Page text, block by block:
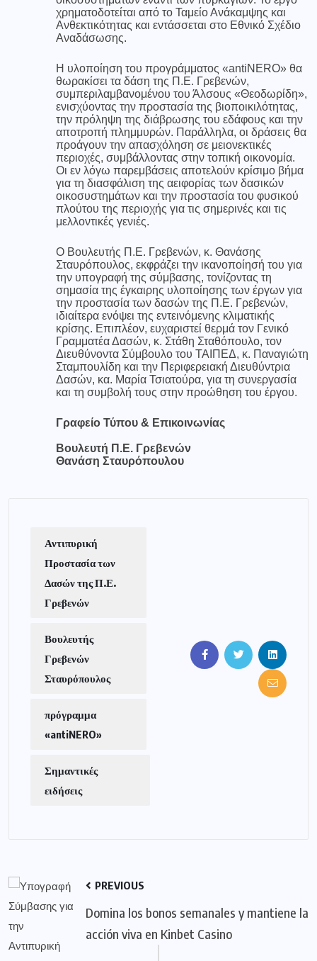
χρηματοδοτείται από το Ταμείο Ανάκαμψης και
Ανθεκτικότητας και εντάσσεται στο Εθνικό Σχέδιο
Αναδάσωσης.
Η υλοποίηση του προγράμματος «antiNERO» θα
θωρακίσει τα δάση της Π.Ε. Γρεβενών,
συμπεριλαμβανομένου του Άλσους «Θεοδωρίδη»,
ενισχύοντας την προστασία της βιοποικιλότητας,
την πρόληψη της διάβρωσης του εδάφους και την
αποτροπή πλημμυρών. Παράλληλα, οι δράσεις θα
προάγουν την απασχόληση σε μειονεκτικές
περιοχές, συμβάλλοντας στην τοπική οικονομία.
Οι εν λόγω παρεμβάσεις αποτελούν κρίσιμο βήμα
για τη διασφάλιση της αειφορίας των δασικών
οικοσυστημάτων και την προστασία του φυσικού
πλούτου της περιοχής για τις σημερινές και τις
μελλοντικές γενιές.
Ο Βουλευτής Π.Ε. Γρεβενών, κ. Θανάσης
Σταυρόπουλος, εκφράζει την ικανοποίησή του για
την υπογραφή της σύμβασης, τονίζοντας τη
σημασία της έγκαιρης υλοποίησης των έργων για
την προστασία των δασών της Π.Ε. Γρεβενών,
ιδιαίτερα ενόψει της εντεινόμενης κλιματικής
κρίσης. Επιπλέον, ευχαριστεί θερμά τον Γενικό
Γραμματέα Δασών, κ. Στάθη Σταθόπουλο, τον
Διευθύνοντα Σύμβουλο του ΤΑΙΠΕΔ, κ. Παναγιώτη
Σταμπουλίδη και την Περιφερειακή Διευθύντρια
Δασών, κα. Μαρία Τσιατούρα, για τη συνεργασία
και τη συμβολή τους στην προώθηση του έργου.
Γραφείο Τύπου & Επικοινωνίας
Βουλευτή Π.Ε. Γρεβενών
Θανάση Σταυρόπουλου
Αντιπυρική
Προστασία των
Δασών της Π.Ε.
Γρεβενών
Βουλευτής
Γρεβενών
Σταυρόπουλος
πρόγραμμα
«antiNERO»
Σημαντικές
ειδήσεις
PREVIOUS
Domina los bonos semanales y mantiene la
acción viva en Kinbet Casino